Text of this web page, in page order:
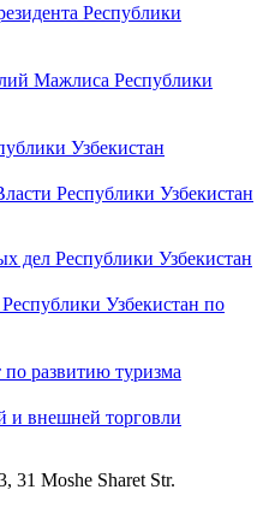
Республики
Мажлиса Республики
Узбекистан
Республики Узбекистан
дел Республики Узбекистан
Узбекистан по
развитию туризма
и внешней торговли
31 Moshe Sharet Str.